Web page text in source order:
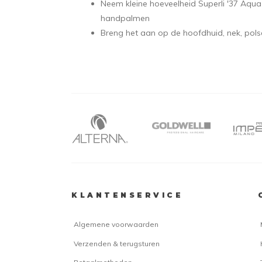
Neem kleine hoeveelheid Superli '37
handpalmen
Breng het aan op de hoofdhuid, nek,
KLANTENSERVICE
Algemene voorwaarden
Verzenden & terugsturen